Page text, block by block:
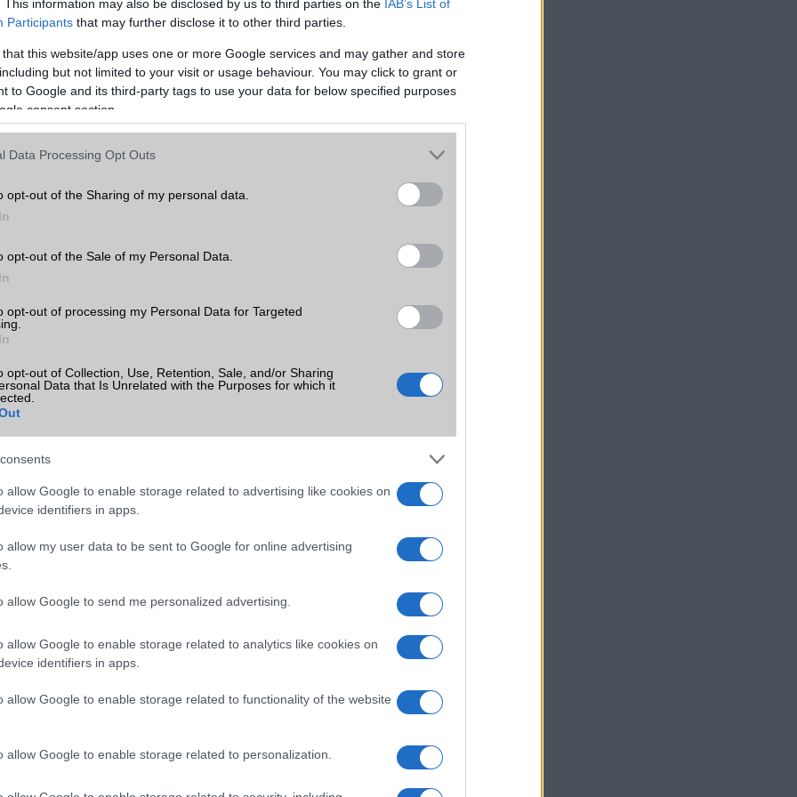
This information may also be disclosed by us to third parties on the IAB’s List of
Participants that may further disclose it to other third parties.
that this website/app uses one or more Google services and may gather and store
but not limited to your visit or usage behaviour. You may click to grant or
to Google and its third-party tags to use your data for below specified purposes
consent section.
Data Processing Opt Outs
opt-out of the Sharing of my personal data.
opt-out of the Sale of my Personal Data.
opt-out of processing my Personal Data for Targeted
opt-out of Collection, Use, Retention, Sale, and/or Sharing
Data that Is Unrelated with the Purposes for which it
allow Google to enable storage related to advertising like cookies on
identifiers in apps.
allow my user data to be sent to Google for online advertising
allow Google to send me personalized advertising.
allow Google to enable storage related to analytics like cookies on
identifiers in apps.
allow Google to enable storage related to functionality of the website
allow Google to enable storage related to personalization.
anélkül, hogy elveszítenék a prémium érzetet. A Dark Cherry
kellően visszafogott ahhoz, hogy üzleti környezetben is elegáns